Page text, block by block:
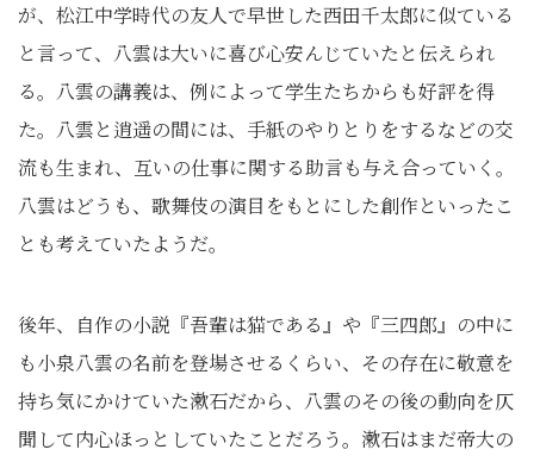
が、松江中学時代の友人で早世した西田千太郎に似ている
と言って、八雲は大いに喜び心安んじていたと伝えられ
る。八雲の講義は、例によって学生たちからも好評を得
た。八雲と逍遥の間には、手紙のやりとりをするなどの交
流も生まれ、互いの仕事に関する助言も与え合っていく。
八雲はどうも、歌舞伎の演目をもとにした創作といったこ
とも考えていたようだ。
後年、自作の小説『吾輩は猫である』や『三四郎』の中に
も小泉八雲の名前を登場させるくらい、その存在に敬意を
持ち気にかけていた漱石だから、八雲のその後の動向を仄
聞して内心ほっとしていたことだろう。漱石はまだ帝大の